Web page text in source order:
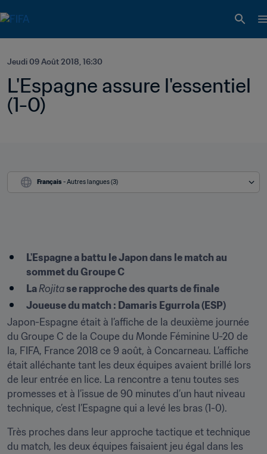
Jeudi 09 Août 2018, 16:30
L'Espagne assure l'essentiel
(1-0)
Français - Autres langues (3)
​L'Espagne a battu le Japon dans le match au
sommet du Groupe C
La Rojita se rapproche des quarts de finale
Joueuse du match : Damaris Egurrola (ESP)
Japon-Espagne était à l’affiche de la deuxième journée
du Groupe C de la Coupe du Monde Féminine U-20 de
la, FIFA, France 2018 ce 9 août, à Concarneau. L’affiche
était alléchante tant les deux équipes avaient brillé lors
de leur entrée en lice. La rencontre a tenu toutes ses
promesses et à l’issue de 90 minutes d’un haut niveau
technique, c’est l’Espagne qui a levé les bras (1-0).
Très proches dans leur approche tactique et technique
du match, les deux équipes faisaient jeu égal dans les